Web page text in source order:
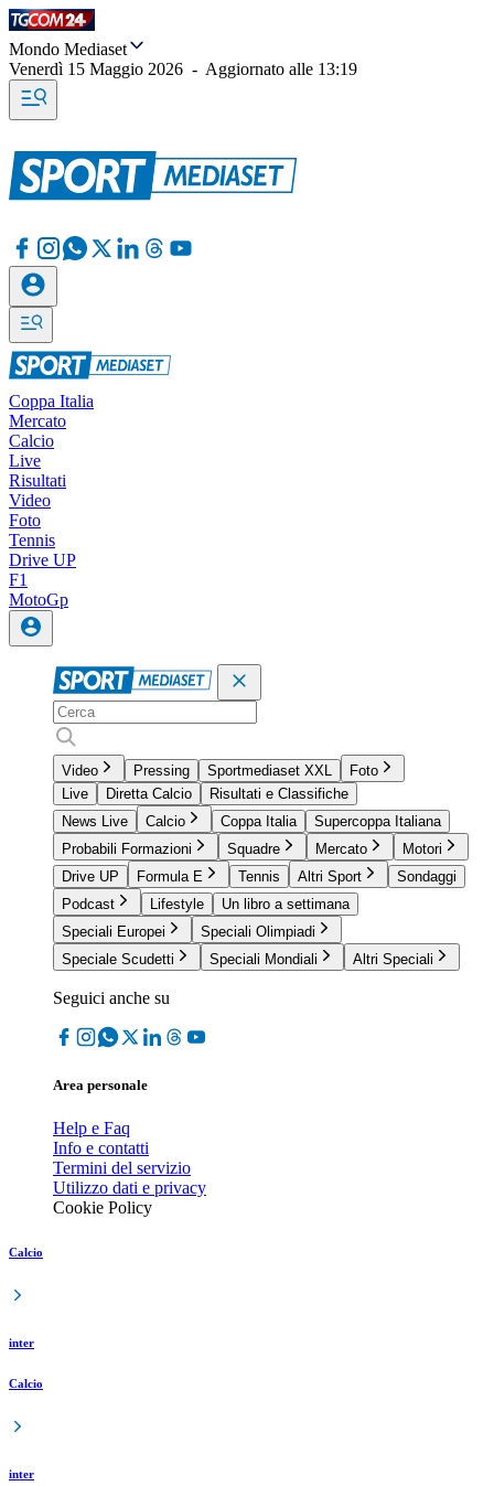
Mondo Mediaset
Venerdì 15 Maggio 2026 - Aggiornato alle 13:19
Coppa Italia
Mercato
Calcio
Live
Risultati
Video
Foto
Tennis
Drive UP
F1
MotoGp
Video Pressing Sportmediaset XXL
Foto
Live
Diretta Calcio
Risultati e Classifiche
News Live
Calcio Coppa Italia
Supercoppa Italiana
Probabili Formazioni
Squadre Mercato
Motori
Drive UP
Formula E Tennis Altri Sport
Sondaggi
Podcast
Lifestyle
Un libro a settimana
Speciali Europei
Speciali Olimpiadi
Speciale Scudetti
Speciali Mondiali Altri Speciali
Seguici anche su
Area personale
Help e Faq
Info e contatti
Termini del servizio
Utilizzo dati e privacy
Cookie Policy
Calcio
inter
Calcio
inter